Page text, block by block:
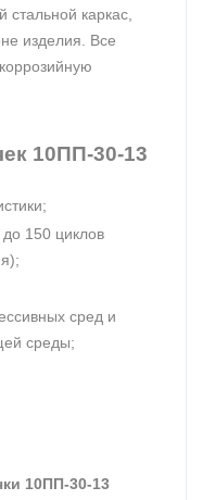
стальной каркас,
изделия. Все
10ПП-30-13
150 циклов
сред и
среды;
10ПП-30-13